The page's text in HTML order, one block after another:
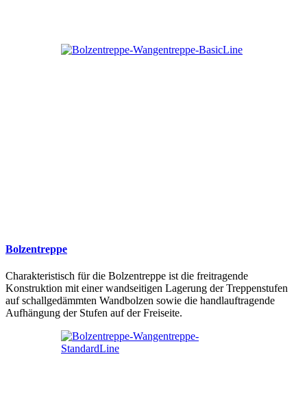
Bolzentreppe
Charakteristisch für die Bolzentreppe ist die freitragende
Konstruktion mit einer wandseitigen Lagerung der Treppenstufen
auf schallgedämmten Wandbolzen sowie die handlauftragende
Aufhängung der Stufen auf der Freiseite.